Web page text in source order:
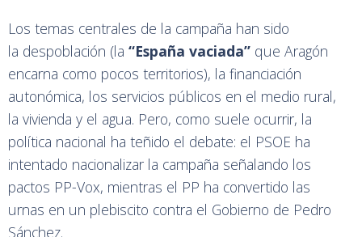
Los temas centrales de la campaña han sido
la despoblación (la “España vaciada” que Aragón
encarna como pocos territorios), la financiación
autonómica, los servicios públicos en el medio rural,
la vivienda y el agua. Pero, como suele ocurrir, la
política nacional ha teñido el debate: el PSOE ha
intentado nacionalizar la campaña señalando los
pactos PP-Vox, mientras el PP ha convertido las
urnas en un plebiscito contra el Gobierno de Pedro
Sánchez.